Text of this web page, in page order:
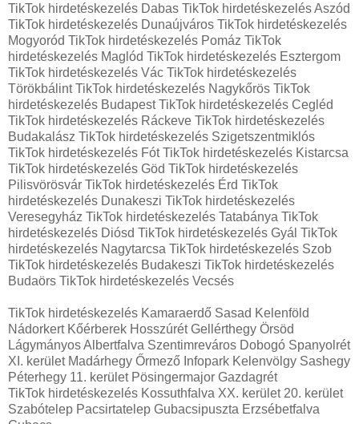
TikTok hirdetéskezelés Dabas TikTok hirdetéskezelés Aszód
TikTok hirdetéskezelés Dunaújváros TikTok hirdetéskezelés
Mogyoród TikTok hirdetéskezelés Pomáz TikTok
hirdetéskezelés Maglód TikTok hirdetéskezelés Esztergom
TikTok hirdetéskezelés Vác TikTok hirdetéskezelés
Törökbálint TikTok hirdetéskezelés Nagykőrös TikTok
hirdetéskezelés Budapest TikTok hirdetéskezelés Cegléd
TikTok hirdetéskezelés Ráckeve TikTok hirdetéskezelés
Budakalász TikTok hirdetéskezelés Szigetszentmiklós
TikTok hirdetéskezelés Fót TikTok hirdetéskezelés Kistarcsa
TikTok hirdetéskezelés Göd TikTok hirdetéskezelés
Pilisvörösvár TikTok hirdetéskezelés Érd TikTok
hirdetéskezelés Dunakeszi TikTok hirdetéskezelés
Veresegyház TikTok hirdetéskezelés Tatabánya TikTok
hirdetéskezelés Diósd TikTok hirdetéskezelés Gyál TikTok
hirdetéskezelés Nagytarcsa TikTok hirdetéskezelés Szob
TikTok hirdetéskezelés Budakeszi TikTok hirdetéskezelés
Budaörs TikTok hirdetéskezelés Vecsés
TikTok hirdetéskezelés Kamaraerdő Sasad Kelenföld
Nádorkert Kőérberek Hosszúrét Gellérthegy Örsöd
Lágymányos Albertfalva Szentimreváros Dobogó Spanyolrét
XI. kerület Madárhegy Őrmező Infopark Kelenvölgy Sashegy
Péterhegy 11. kerület Pösingermajor Gazdagrét
TikTok hirdetéskezelés Kossuthfalva XX. kerület 20. kerület
Szabótelep Pacsirtatelep Gubacsipuszta Erzsébetfalva